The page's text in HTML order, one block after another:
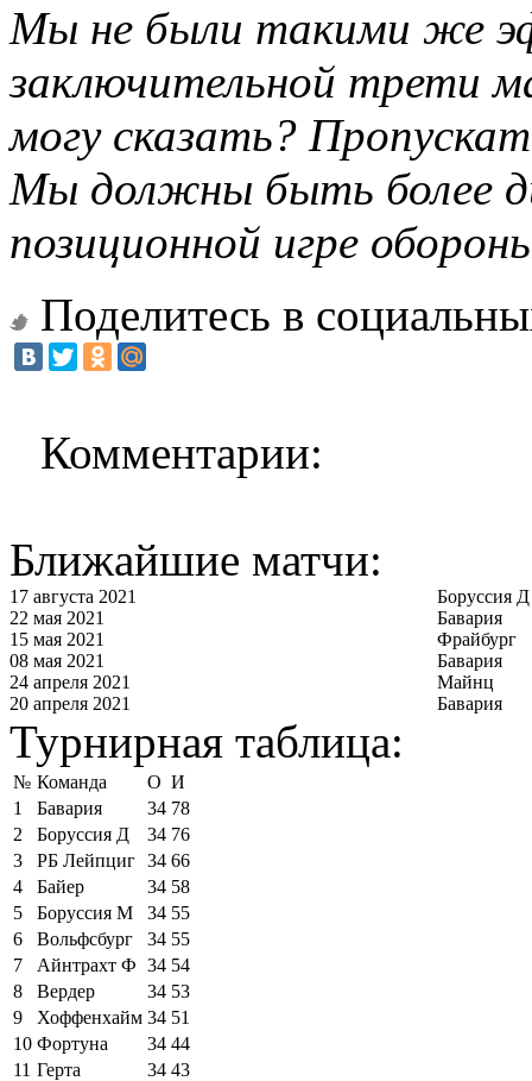
Мы не были такими же
заключительной трети
могу сказать?
Мы должны быть более
позиционной игре
Поделитесь в
Комментарии:
Ближайшие матчи:
17 августа 2021
Боруссия Д
22 мая 2021
Бавария
15 мая 2021
Фрайбург
08 мая 2021
Бавария
24 апреля 2021
Майнц
20 апреля 2021
Бавария
Турнирная таблица:
№ Команда О И
1
Бавария 34 78
2
Боруссия Д 34 76
3
РБ Лейпциг 34 66
4
Байер 34 58
5
Боруссия М 34 55
6
Вольфсбург 34 55
7
Айнтрахт Ф 34 54
8
Вердер 34 53
9
Хоффенхайм 34 51
10 Фортуна 34 44
11 Герта 34 43